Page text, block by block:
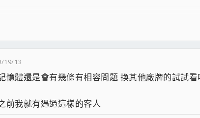
Intel Xeon E5-1680v2 M1 (8C16T 44*100.90 =
Asus P9X79 (Fw 4801 NVMe Mod)
Great Wall GT35 NVME 1TB
Pionner BD-209D 16x BD-RW
19/13
憶體還是會有幾條有相容問題 換其他廠牌的試試看
前我就有遇過這樣的客人